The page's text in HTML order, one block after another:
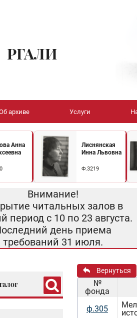
РГАЛИ
архиве Услуги
Анна
Лиснянская
Инна Львовна
Ф.3219
Внимание!
читальных залов в
период с 10 по 23 августа.
день приема
требований 31 июля.
Вернуться
№
фонда
ф.305